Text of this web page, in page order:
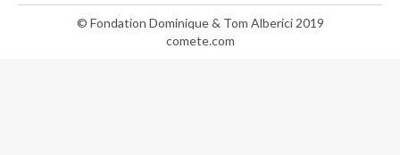
© Fondation Dominique & Tom Alberici 2019
comete.com